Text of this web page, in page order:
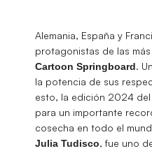
Alemania, España y
protagonistas de las
Cartoon Springboard.
la potencia de sus
esto, la edición 2024
para un importante
cosecha en todo el
Julia Tudisco, fue uno